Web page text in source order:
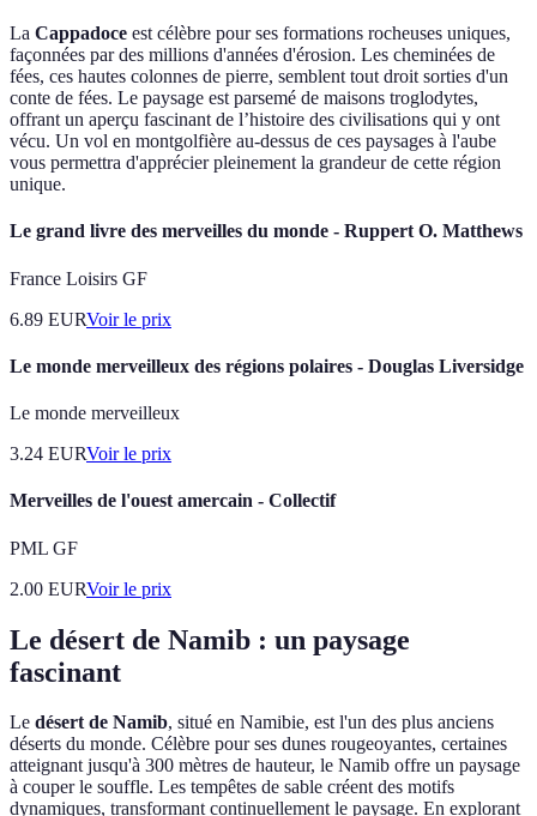
La Cappadoce est célèbre pour ses formations rocheuses uniques,
façonnées par des millions d'années d'érosion. Les cheminées de
fées, ces hautes colonnes de pierre, semblent tout droit sorties d'un
conte de fées. Le paysage est parsemé de maisons troglodytes,
offrant un aperçu fascinant de l’histoire des civilisations qui y ont
vécu. Un vol en montgolfière au-dessus de ces paysages à l'aube
vous permettra d'apprécier pleinement la grandeur de cette région
unique.
Le grand livre des merveilles du monde - Ruppert O. Matthews
France Loisirs GF
6.89 EURVoir le prix
Le monde merveilleux des régions polaires - Douglas Liversidge
Le monde merveilleux
3.24 EURVoir le prix
Merveilles de l'ouest amercain - Collectif
PML GF
2.00 EURVoir le prix
Le désert de Namib : un paysage
fascinant
Le désert de Namib, situé en Namibie, est l'un des plus anciens
déserts du monde. Célèbre pour ses dunes rougeoyantes, certaines
atteignant jusqu'à 300 mètres de hauteur, le Namib offre un paysage
à couper le souffle. Les tempêtes de sable créent des motifs
dynamiques, transformant continuellement le paysage. En explorant